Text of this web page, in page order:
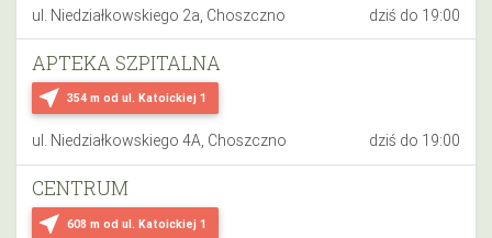
ul. Niedziałkowskiego 2a, Choszczno dziś do 19:00
near_me 354 m od ul. Katoickiej 1
APTEKA SZPITALNA
ul. Niedziałkowskiego 4A, Choszczno dziś do 19:00
near_me 608 m od ul. Katoickiej 1
CENTRUM